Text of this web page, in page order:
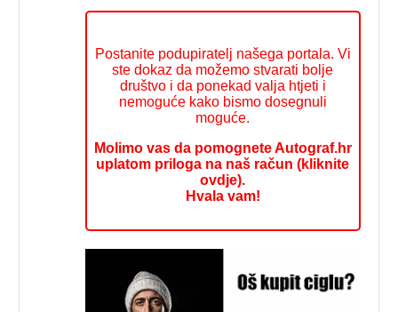
Postanite podupiratelj našega portala. Vi
ste dokaz da možemo stvarati bolje
društvo i da ponekad valja htjeti i
nemoguće kako bismo dosegnuli
moguće.
Molimo vas da pomognete Autograf.hr
uplatom priloga na naš račun (kliknite
ovdje).
Hvala vam!